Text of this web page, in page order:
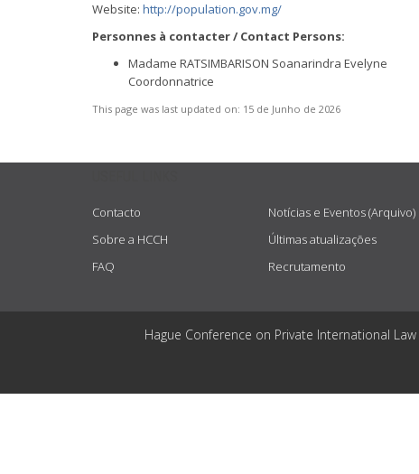
Website: http://population.gov.mg/
Personnes à contacter / Contact Persons:
Madame RATSIMBARISON Soanarindra Evelyne
Coordonnatrice
This page was last updated on: 15 de Junho de 2026
Contacto
Sobre a HCCH
FAQ
Notícias e Eventos (Arquivo)
Últimas atualizações
Recrutamento
Hague Conference on Private International